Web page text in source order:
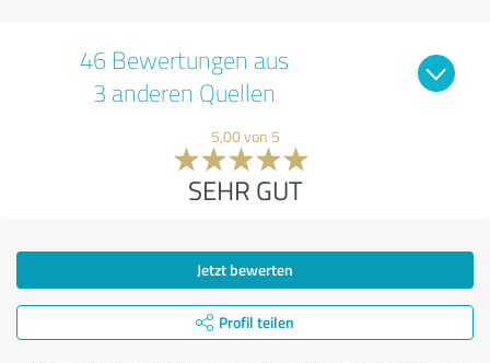
46 Bewertungen aus
3 anderen Quellen
5,00 von 5
SEHR GUT
Jetzt bewerten
Profil teilen